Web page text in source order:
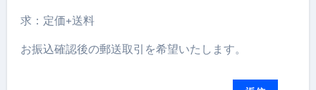
求：定価+送料
お振込確認後の郵送取引を希望いたします。